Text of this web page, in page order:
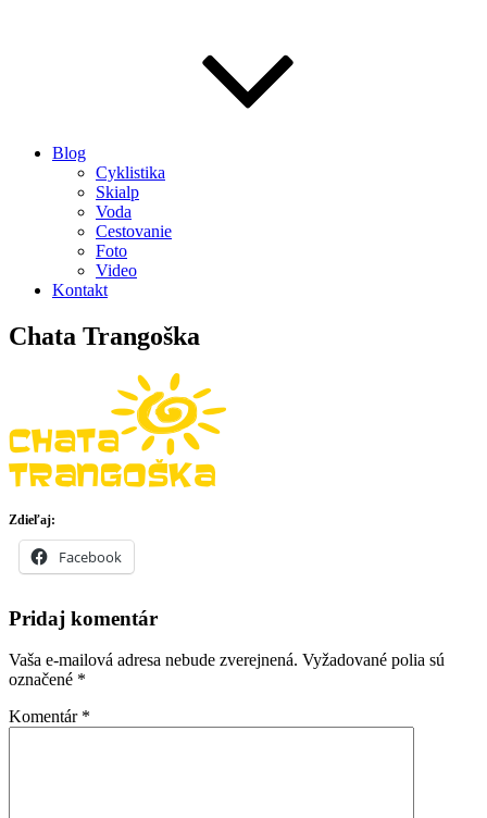
Blog
Cyklistika
Skialp
Voda
Cestovanie
Foto
Video
Kontakt
Chata Trangoška
Zdieľaj:
Facebook
Pridaj komentár
Vaša e-mailová adresa nebude zverejnená. Vyžadované polia sú
označené *
Komentár *